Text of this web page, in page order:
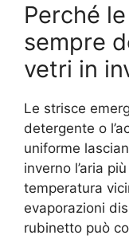
Perché
sempre
vetri in
Le strisce
detergente o
uniforme
inverno l’aria
temperatura
evaporazioni
rubinetto può